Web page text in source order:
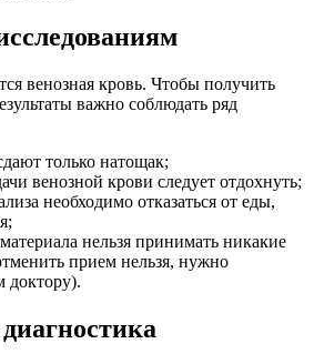
венозная кровь. Чтобы получить
важно соблюдать ряд
только натощак;
венозной крови следует отдохнуть;
необходимо отказаться от еды,
нельзя принимать никакие
прием нельзя, нужно
доктору).